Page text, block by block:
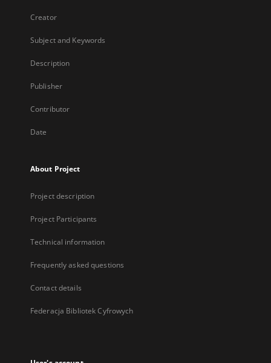
Creator
Subject and Keywords
Description
Publisher
Contributor
Date
About Project
Project description
Project Participants
Technical information
Frequently asked questions
Contact details
Federacja Bibliotek Cyfrowych